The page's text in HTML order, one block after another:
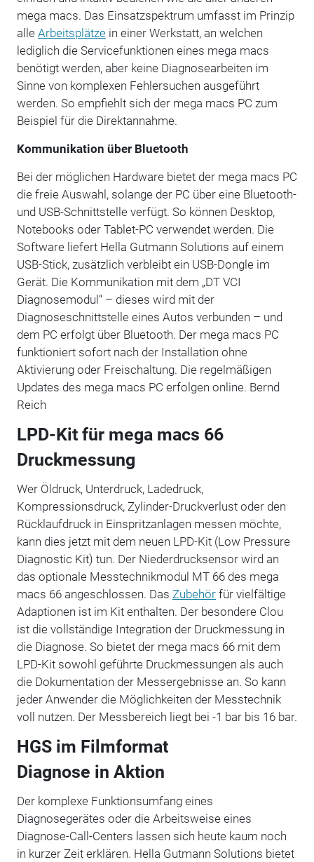
mega macs. Das Einsatzspektrum umfasst im Prinzip
alle Arbeitsplätzein einer Werkstatt, an welchen
lediglich die Servicefunktionen eines mega macs
benötigt werden, aber keine Diagnosearbeiten im
Sinne von komplexen Fehlersuchen ausgeführt
werden. So empfiehlt sich der mega macs PC zum
Beispiel für die Direktannahme.
Kommunikation über Bluetooth
Bei der möglichen Hardware bietet der mega macs PC
die freie Auswahl, solange der PC über eine Bluetooth-
und USB-Schnittstelle verfügt. So können Desktop,
Notebooks oder Tablet-PC verwendet werden. Die
Software liefert Hella Gutmann Solutions auf einem
USB-Stick, zusätzlich verbleibt ein USB-Dongle im
Gerät. Die Kommunikation mit dem „DT VCI
Diagnosemodul“ – dieses wird mit der
Diagnoseschnittstelle eines Autos verbunden – und
dem PC erfolgt über Bluetooth. Der mega macs PC
funktioniert sofort nach der Installation ohne
Aktivierung oder Freischaltung. Die regelmäßigen
Updates des mega macs PC erfolgen online. Bernd
Reich
LPD-Kit für mega macs 66
Druckmessung
Wer Öldruck, Unterdruck, Ladedruck,
Kompressionsdruck, Zylinder-Druckverlust oder den
Rücklaufdruck in Einspritzanlagen messen möchte,
kann dies jetzt mit dem neuen LPD-Kit (Low Pressure
Diagnostic Kit) tun. Der Niederdrucksensor wird an
das optionale Messtechnikmodul MT 66 des mega
macs 66 angeschlossen. Das Zubehörfür vielfältige
Adaptionen ist im Kit enthalten. Der besondere Clou
ist die vollständige Integration der Druckmessung in
die Diagnose. So bietet der mega macs 66 mit dem
LPD-Kit sowohl geführte Druckmessungen als auch
die Dokumentation der Messergebnisse an. So kann
jeder Anwender die Möglichkeiten der Messtechnik
voll nutzen. Der Messbereich liegt bei -1 bar bis 16 bar.
HGS im Filmformat
Diagnose in Aktion
Der komplexe Funktionsumfang eines
Diagnosegerätes oder die Arbeitsweise eines
Diagnose-Call-Centers lassen sich heute kaum noch
in kurzer Zeit erklären. Hella Gutmann Solutions bietet